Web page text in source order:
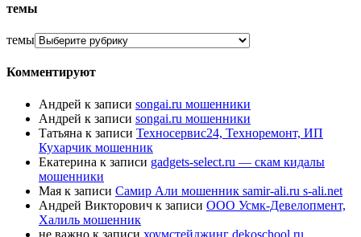
темы
темы
Комментируют
Андрей к записи songai.ru мошенники
Андрей к записи songai.ru мошенники
Татьяна к записи Техносервис24, Техноремонт, ИП
Кухарчик мошенник
Екатерина к записи gadgets-select.ru — скам кидалы
мошенники
Мая к записи Самир Али мошенник samir-ali.ru s-ali.net
Андрей Викторович к записи ООО Усмк-Девелопмент,
Халиль мошенник
не важно к записи хоумстейджинг dekoschool.ru